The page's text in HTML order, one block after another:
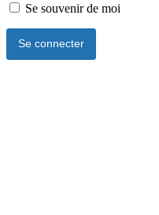
Se souvenir de moi